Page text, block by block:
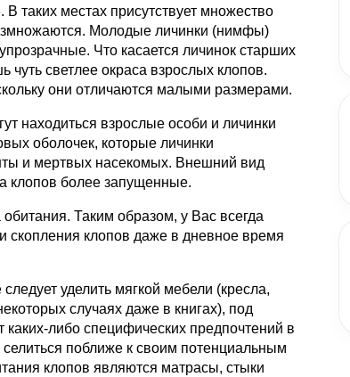
таких местах присутствует множество
Молодые личинки (нимфы)
Что касается личинок старших
чуть светлее окраса взрослых клопов.
они отличаются малыми размерами.
находиться взрослые особи и личинки
оболочек, которые личинки
и мертвых насекомых. Внешний вид
клопов более запущенные.
Таким образом, у Вас всегда
скопления клопов даже в дневное время
уделить мягкой мебели (кресла,
случаях даже в книгах), под
либо специфических предпочтений в
поближе к своим потенциальным
клопов являются матрасы, стыки